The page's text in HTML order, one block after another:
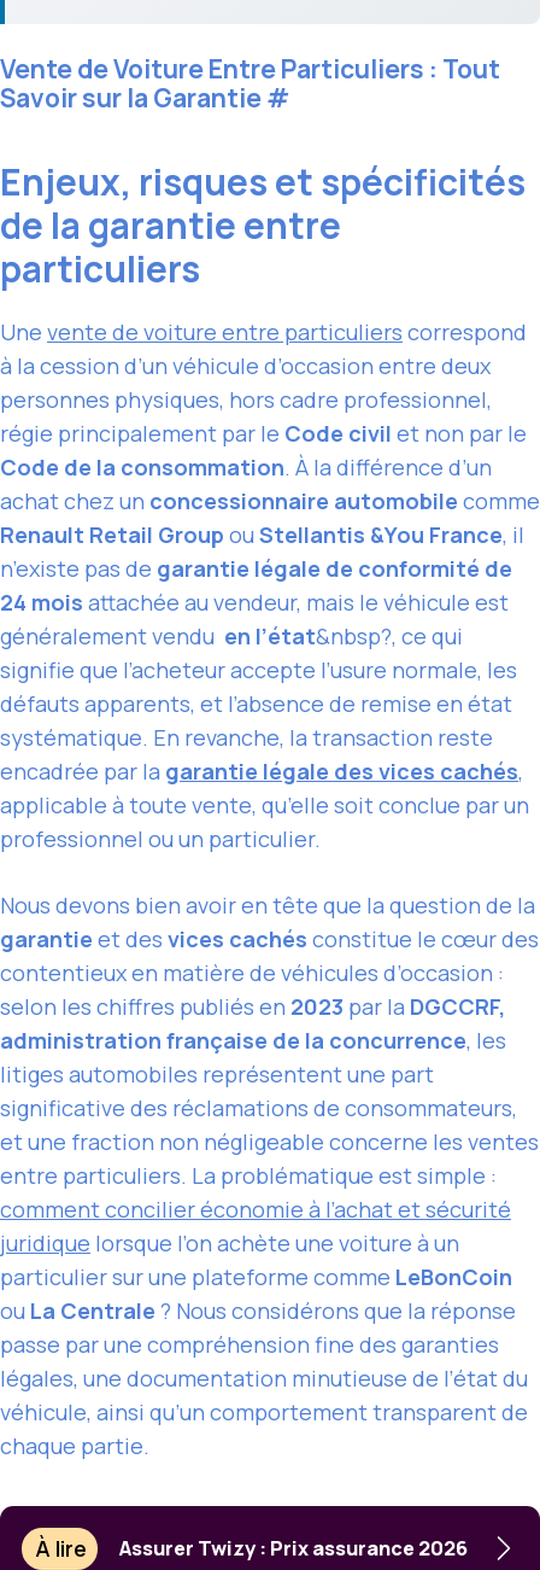
Vente de Voiture Entre Particuliers : Tout
Savoir sur la Garantie#
Enjeux, risques et spécificités
de la garantie entre
particuliers
Une vente de voiture entre particuliers correspond
à la cession d’un véhicule d’occasion entre deux
personnes physiques, hors cadre professionnel,
régie principalement par le Code civil et non par le
Code de la consommation. À la différence d’un
achat chez un concessionnaire automobile comme
Renault Retail Group ou Stellantis &You France, il
n’existe pas de garantie légale de conformité de
24 mois attachée au vendeur, mais le véhicule est
généralement vendu en l’état&nbsp?, ce qui
signifie que l’acheteur accepte l’usure normale, les
défauts apparents, et l’absence de remise en état
systématique. En revanche, la transaction reste
encadrée par la garantie légale des vices cachés,
applicable à toute vente, qu’elle soit conclue par un
professionnel ou un particulier.
Nous devons bien avoir en tête que la question de la
garantie et des vices cachés constitue le cœur des
contentieux en matière de véhicules d’occasion :
selon les chiffres publiés en 2023 par la DGCCRF,
administration française de la concurrence, les
litiges automobiles représentent une part
significative des réclamations de consommateurs,
et une fraction non négligeable concerne les ventes
entre particuliers. La problématique est simple :
comment concilier économie à l’achat et sécurité
juridique lorsque l’on achète une voiture à un
particulier sur une plateforme comme LeBonCoin
ou La Centrale ? Nous considérons que la réponse
passe par une compréhension fine des garanties
légales, une documentation minutieuse de l’état du
véhicule, ainsi qu’un comportement transparent de
chaque partie.
À lire Assurer Twizy : Prix assurance 2026